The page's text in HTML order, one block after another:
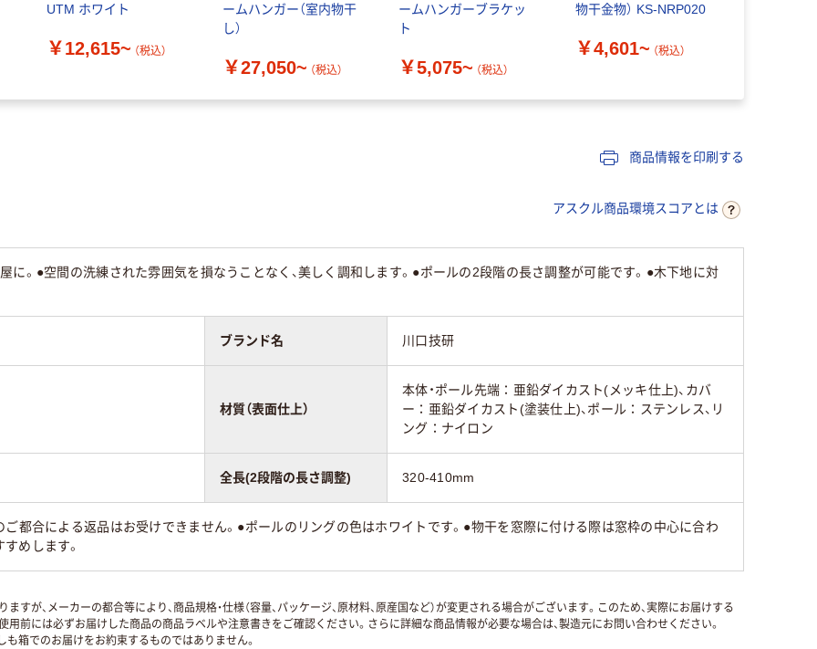
UTM ホワイト
￥12,615~ （税込）
ームハンガー（室内物干
し）
￥27,050~ （税込）
ームハンガーブラケッ
ト
￥5,075~ （税込）
物干金物） KS-NRP020
￥4,601~ （税込）
商品情報を印刷する
アスクル商品環境スコアとは
に。●空間の洗練された雰囲気を損なうことなく、美しく調和します。●ポールの2段階の長さ調整が可能です。●木下地に対
ブランド名 川口技研
材質（表面仕上）
本体・ポール先端：亜鉛ダイカスト(メッキ仕上)、カバ
ー：亜鉛ダイカスト(塗装仕上)、ポール：ステンレス、リ
ング：ナイロン
全長(2段階の長さ調整) 320-410mm
のご都合による返品はお受けできません。●ポールのリングの色はホワイトです。●物干を窓際に付ける際は窓枠の中心に合わ
めします。
が、メーカーの都合等により、商品規格・仕様（容量、パッケージ、原材料、原産国など）が変更される場合がございます。このため、実際にお届けする
前には必ずお届けした商品の商品ラベルや注意書きをご確認ください。さらに詳細な商品情報が必要な場合は、製造元にお問い合わせください。
も箱でのお届けをお約束するものではありません。